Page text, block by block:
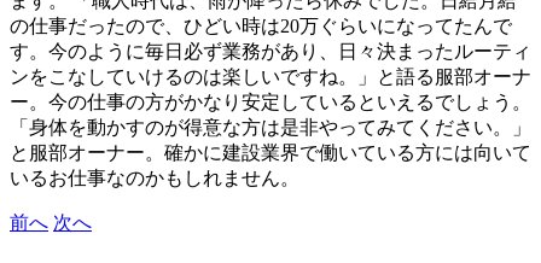
の仕事だったので、ひどい時は20万ぐらいになってたんで
す。今のように毎日必ず業務があり、日々決まったルーティ
ンをこなしていけるのは楽しいですね。」と語る服部オーナ
ー。今の仕事の方がかなり安定しているといえるでしょう。
「身体を動かすのが得意な方は是非やってみてください。」
と服部オーナー。確かに建設業界で働いている方には向いて
いるお仕事なのかもしれません。
前へ 次へ